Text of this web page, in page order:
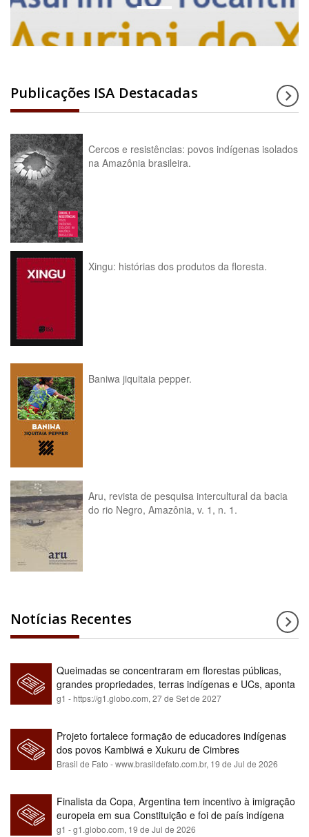
Publicações ISA Destacadas
Cercos e resistências: povos indígenas isolados
na Amazônia brasileira.
Xingu: histórias dos produtos da floresta.
Baniwa jiquitaia pepper.
Aru, revista de pesquisa intercultural da bacia
do rio Negro, Amazônia, v. 1, n. 1.
Notícias Recentes
Queimadas se concentraram em florestas públicas,
grandes propriedades, terras indígenas e UCs, aponta
relatório
g1 - https://g1.globo.com,27 de Set de 2027
Projeto fortalece formação de educadores indígenas
dos povos Kambiwá e Xukuru de Cimbres
Brasil de Fato - www.brasildefato.com.br, 19 de Jul de 2026
Finalista da Copa, Argentina tem incentivo à imigração
europeia em sua Constituição e foi de país indígena
para maioria branca
g1 - g1.globo.com, 19 de Jul de 2026